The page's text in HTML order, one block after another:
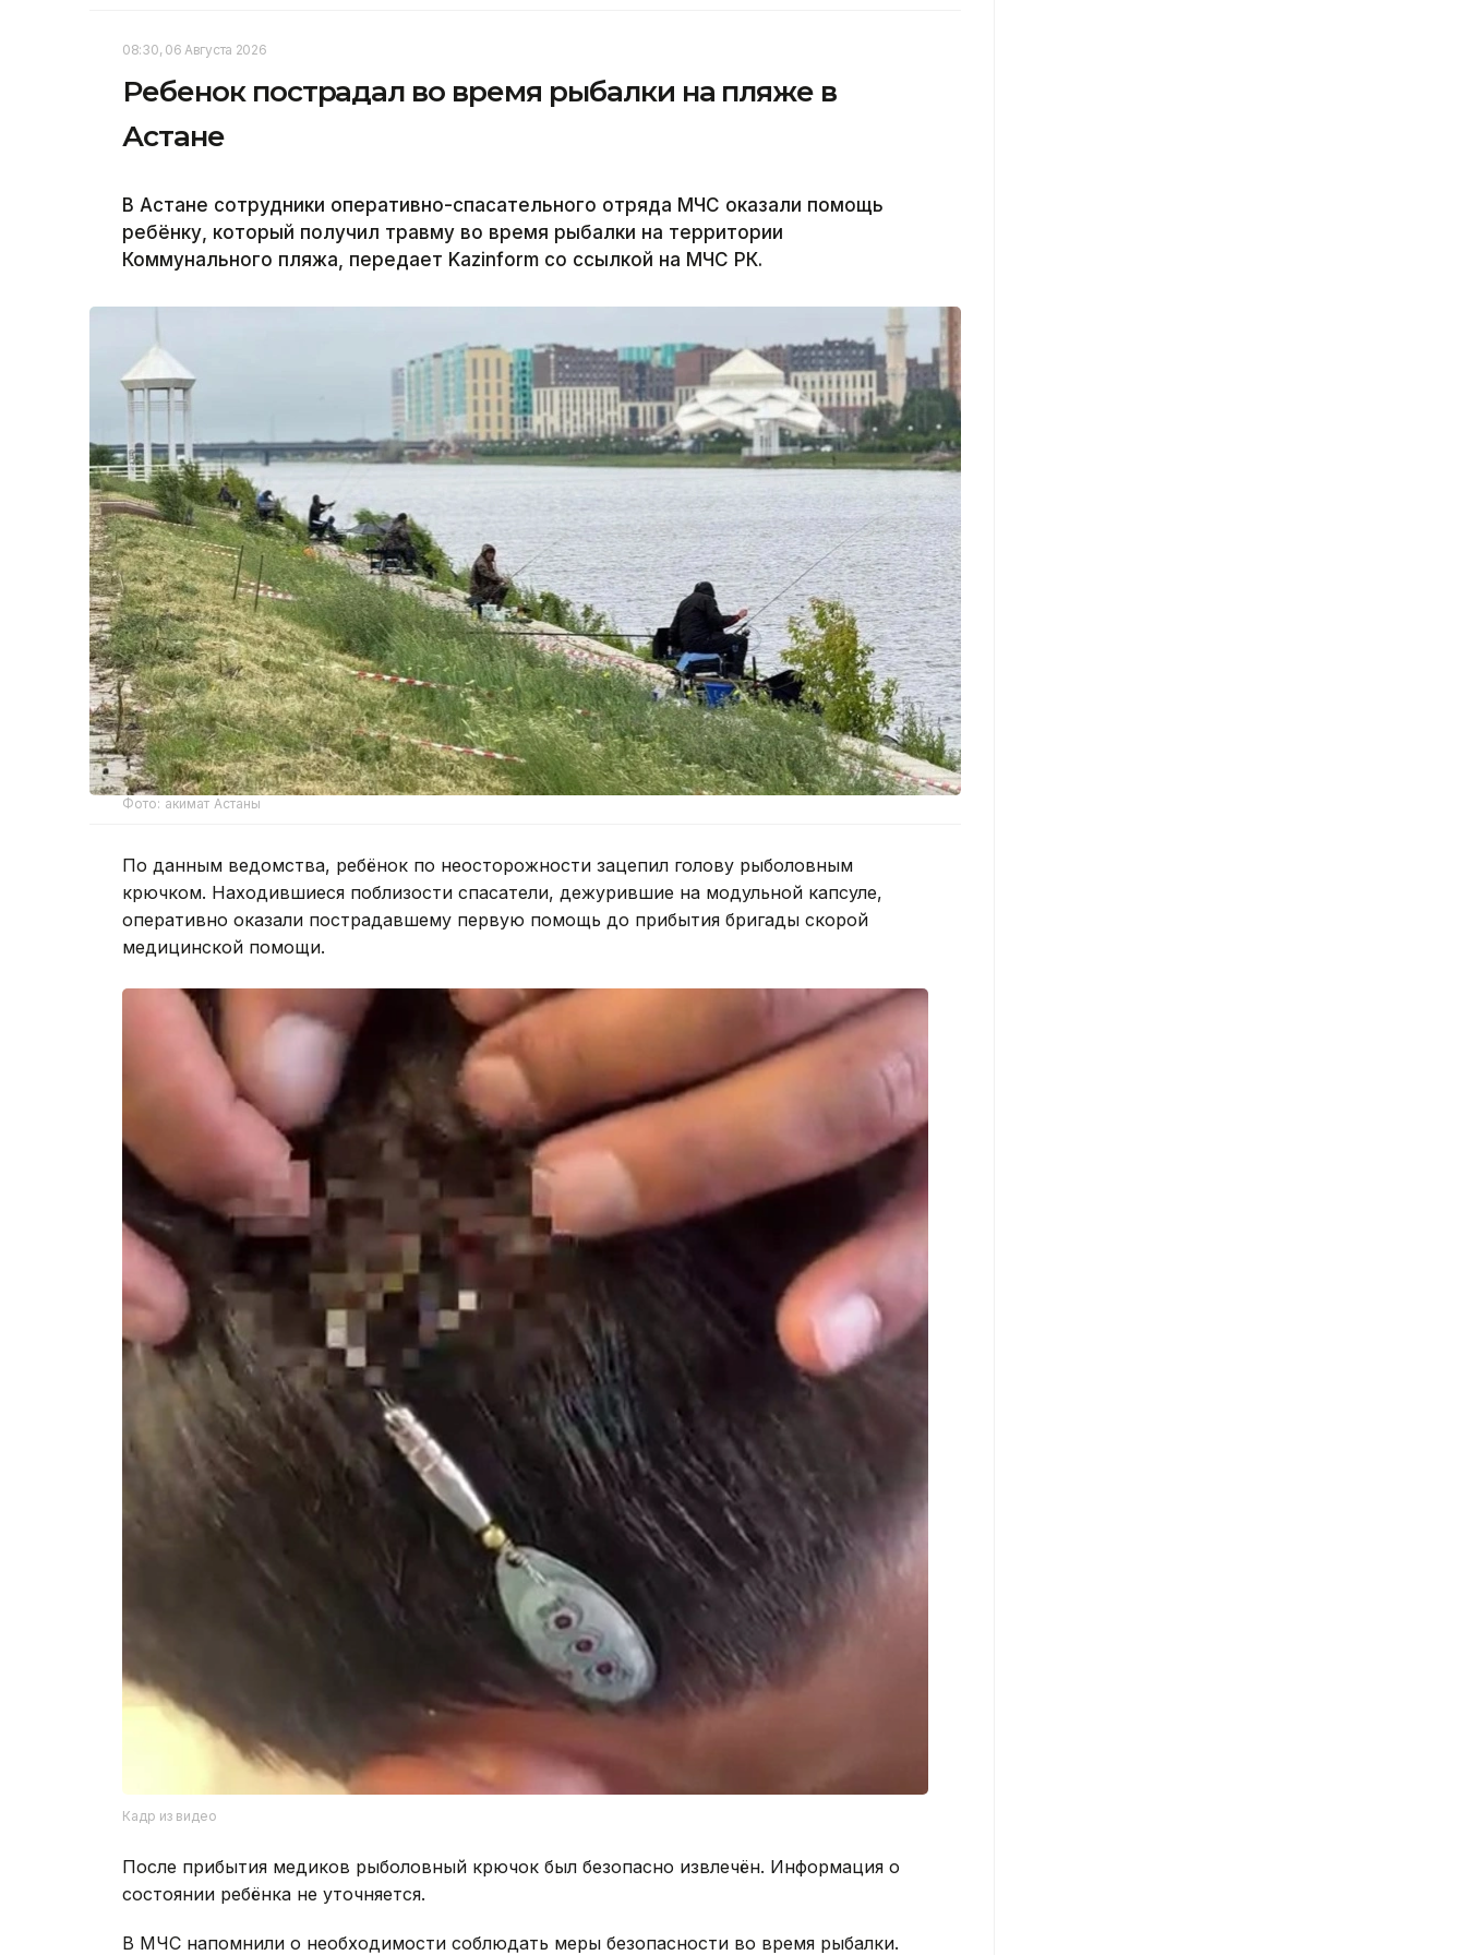
08:30, 06 Августа 2026
Ребенок пострадал во время рыбалки на пляже в
Астане
В Астане сотрудники оперативно-спасательного отряда МЧС оказали помощь
ребёнку, который получил травму во время рыбалки на территории
Коммунального пляжа, передает Kazinform со ссылкой на МЧС РК.
Фото: акимат Астаны
По данным ведомства, ребёнок по неосторожности зацепил голову рыболовным
крючком. Находившиеся поблизости спасатели, дежурившие на модульной капсуле,
оперативно оказали пострадавшему первую помощь до прибытия бригады скорой
медицинской помощи.
Кадр из видео
После прибытия медиков рыболовный крючок был безопасно извлечён. Информация о
состоянии ребёнка не уточняется.
В МЧС напомнили о необходимости соблюдать меры безопасности во время рыбалки.